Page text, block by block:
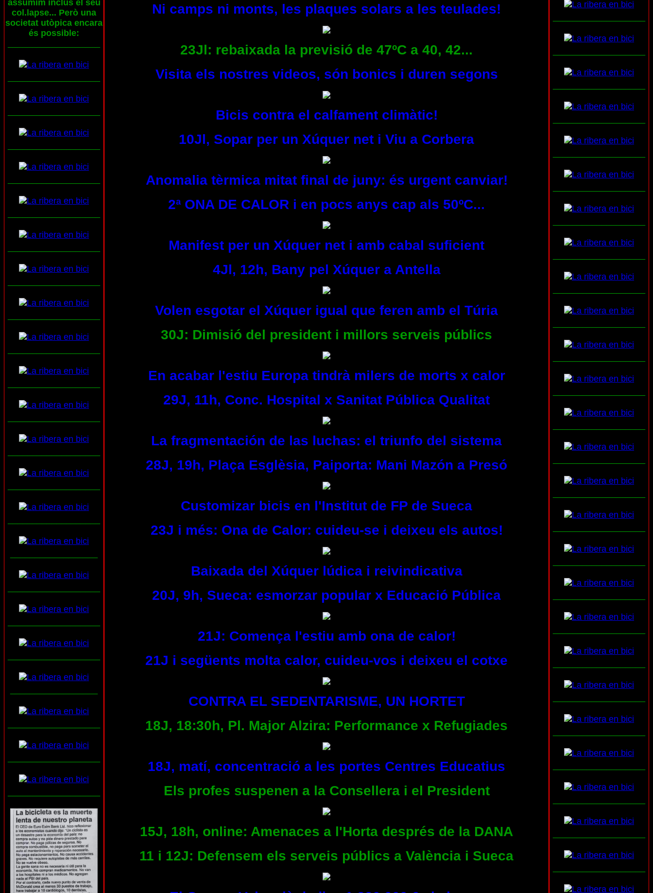
assumim inclús el seu
col.lapse... Però una
societat utòpica encara
és possible:
Ni camps ni monts, les plaques solars a les teulades!
23Jl: rebaixada la previsió de 47ºC a 40, 42...
Visita els nostres videos, són bonics i duren segons
Bicis contra el calfament climàtic!
10Jl, Sopar per un Xúquer net i Viu a Corbera
Anomalia tèrmica mitat final de juny: és urgent canviar!
2ª ONA DE CALOR i en pocs anys cap als 50ºC...
Manifest per un Xúquer net i amb cabal suficient
4Jl, 12h, Bany pel Xúquer a Antella
Volen esgotar el Xúquer igual que feren amb el Túria
30J: Dimisió del president i millors serveis públics
En acabar l'estiu Europa tindrà milers de morts x calor
29J, 11h, Conc. Hospital x Sanitat Pública Qualitat
La fragmentación de las luchas: el triunfo del sistema
28J, 19h, Plaça Esglèsia, Paiporta: Mani Mazón a Presó
Customizar bicis en l'Institut de FP de Sueca
23J i més: Ona de Calor: cuideu-se i deixeu els autos!
Baixada del Xúquer lúdica i reivindicativa
20J, 9h, Sueca: esmorzar popular x Educació Pública
21J: Comença l'estiu amb ona de calor!
21J i següents molta calor, cuideu-vos i deixeu el cotxe
CONTRA EL SEDENTARISME, UN HORTET
18J, 18:30h, Pl. Major Alzira: Performance x Refugiades
18J, matí, concentració a les portes Centres Educatius
Els profes suspenen a la Consellera i el President
15J, 18h, online: Amenaces a l'Horta després de la DANA
11 i 12J: Defensem els serveis públics a València i Sueca